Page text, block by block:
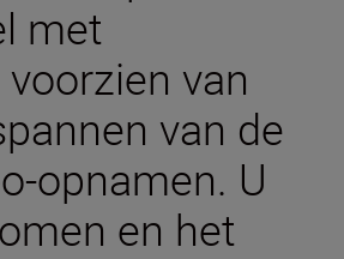
met
van
van de
opnamen. U
en het